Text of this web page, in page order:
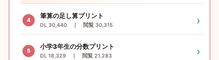
4
筆算の足し算プリント
DL 30,440 ｜ 閲覧 30,315 ›
5
小学3年生の分数プリント
DL 18,329 ｜ 閲覧 21,283 ›